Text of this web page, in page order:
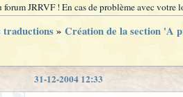
JRRVF ! En cas de problème avec
traductions» Création de la section 'A
31-12-2004 12:33